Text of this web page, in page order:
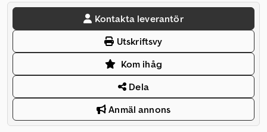
Kontakta leverantör
Utskriftsvy
Kom ihåg
Dela
Anmäl annons